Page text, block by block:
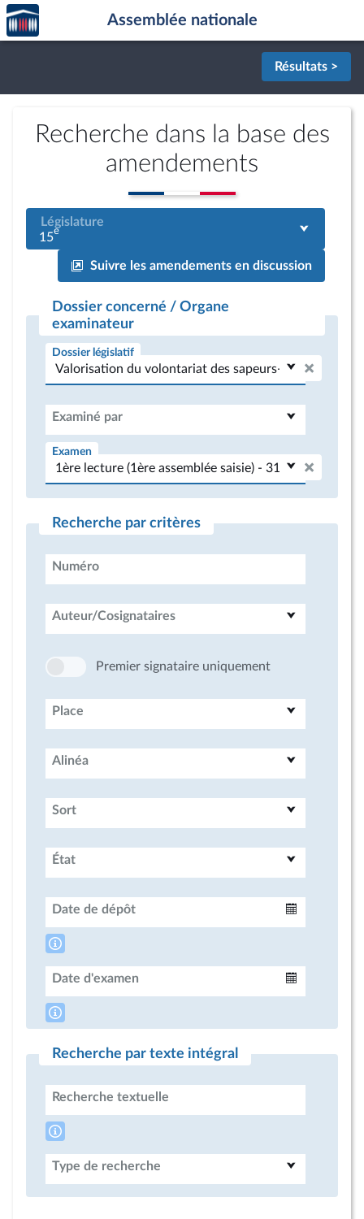
Aller au contenu
Aller en bas de la page
Accèder
à la
page
Assemblée nationale
Résultats >
Recherche dans la base des
amendements
Législature
15e
Suivre les amendements en discussion
Dossier concerné / Organe
examinateur
Dossier législatif
Examiné par
Examen
Recherche par critères
Numéro
Auteur/Cosignataires
Premier signataire uniquement
Place
Alinéa
Sort
État
Date de dépôt
Date d'examen
Recherche par texte intégral
Recherche textuelle
Type de recherche